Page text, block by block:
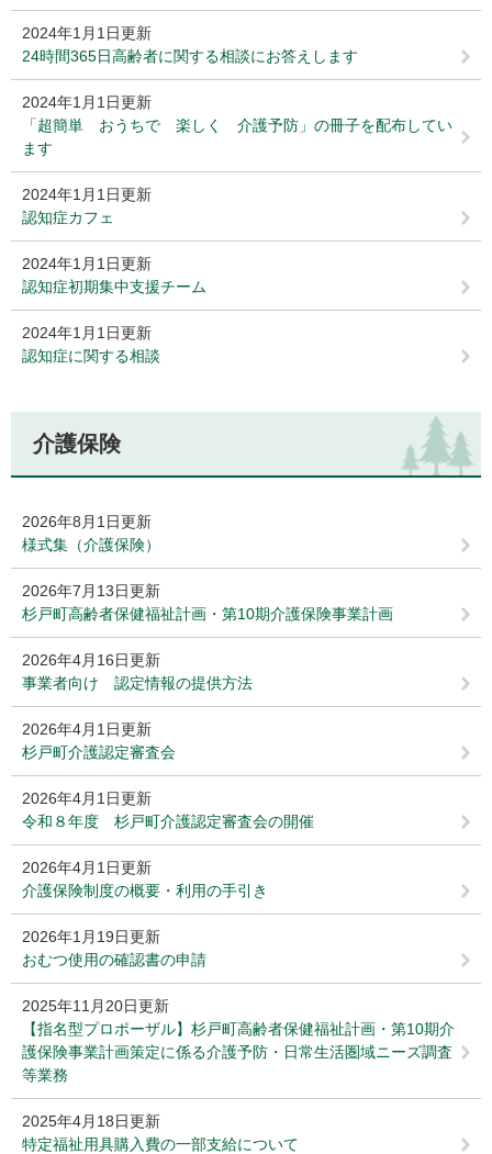
2024年1月1日更新
24時間365日高齢者に関する相談にお答えします
2024年1月1日更新
「超簡単 おうちで 楽しく 介護予防」の冊子を配布してい
ます
2024年1月1日更新
認知症カフェ
2024年1月1日更新
認知症初期集中支援チーム
2024年1月1日更新
認知症に関する相談
介護保険
2026年8月1日更新
様式集（介護保険）
2026年7月13日更新
杉戸町高齢者保健福祉計画・第10期介護保険事業計画
2026年4月16日更新
事業者向け 認定情報の提供方法
2026年4月1日更新
杉戸町介護認定審査会
2026年4月1日更新
令和８年度 杉戸町介護認定審査会の開催
2026年4月1日更新
介護保険制度の概要・利用の手引き
2026年1月19日更新
おむつ使用の確認書の申請
2025年11月20日更新
【指名型プロポーザル】杉戸町高齢者保健福祉計画・第10期介
護保険事業計画策定に係る介護予防・日常生活圏域ニーズ調査
等業務
2025年4月18日更新
特定福祉用具購入費の一部支給について